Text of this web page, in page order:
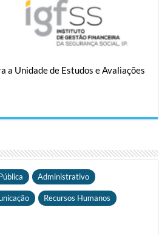
a Unidade de Estudos e Avaliações
Administrativo
Recursos Humanos